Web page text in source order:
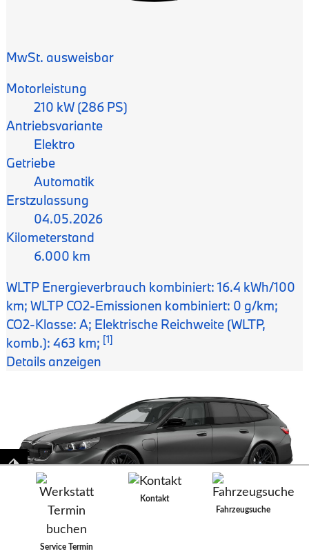
Service Termin
Kontakt
Fahrzeugsuche
MwSt. ausweisbar
Motorleistung
210 kW (286 PS)
Antriebsvariante
Elektro
Getriebe
Automatik
Erstzulassung
04.05.2026
Kilometerstand
6.000 km
WLTP Energieverbrauch kombiniert: 16.4 kWh/100
km; WLTP CO2-Emissionen kombiniert: 0 g/km;
CO2-Klasse: A; Elektrische Reichweite (WLTP,
komb.): 463 km; [1]
Details anzeigen